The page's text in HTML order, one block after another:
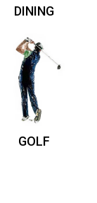
DINING
GOLF